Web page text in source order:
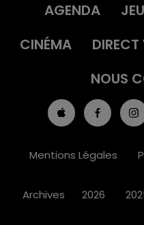
AGENDA
CINÉMA
DIRECT
NOUS
Mentions Légales
Archives 2026